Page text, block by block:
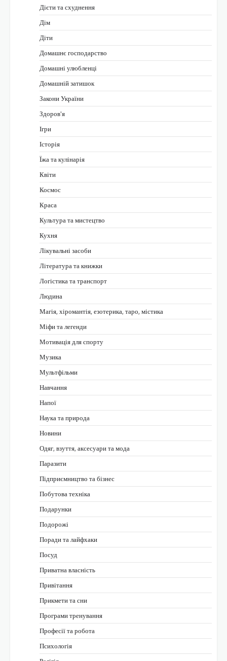
Дієти та схуднення
Дім
Діти
Домашнє господарство
Домашні улюбленці
Домашній затишок
Закони України
Здоров'я
Ігри
Історія
Їжа та кулінарія
Квіти
Космос
Краса
Культура та мистецтво
Кухня
Лікувальні засоби
Література та книжки
Логістика та транспорт
Людина
Магія, хіромантія, езотерика, таро, містика
Міфи та легенди
Мотивація для спорту
Музика
Мультфільми
Навчання
Напої
Наука та природа
Новини
Одяг, взуття, аксесуари та мода
Паразити
Підприємництво та бізнес
Побутова техніка
Подарунки
Подорожі
Поради та лайфхаки
Посуд
Приватна власність
Привітання
Прикмети та сни
Програми тренування
Професії та робота
Психологія